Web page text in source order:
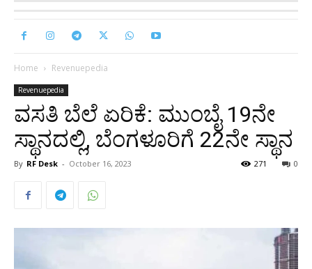
Home Revenuepedia
Revenuepedia
ವಸತಿ ಬೆಲೆ ಏರಿಕೆ: ಮುಂಬೈ 19ನೇ
ಸ್ಥಾನದಲ್ಲಿ, ಬೆಂಗಳೂರಿಗೆ 22ನೇ ಸ್ಥಾನ
By RF Desk - October 16, 2023 0
271